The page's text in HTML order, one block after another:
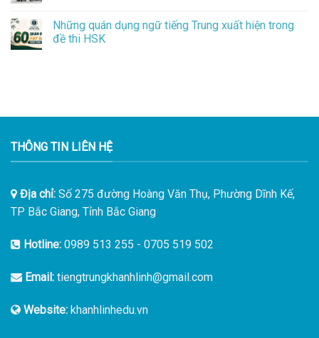
Những quán dụng ngữ tiếng Trung xuất hiện trong
đề thi HSK
THÔNG TIN LIÊN HỆ
Địa chỉ: Số 275 đường Hoàng Văn Thụ, Phường Dĩnh Kế,
TP Bắc Giang, Tỉnh Bắc Giang
Hotline: 0989 513 255 - 0705 519 502
Email: tiengtrungkhanhlinh@gmail.com
Website: khanhlinhedu.vn